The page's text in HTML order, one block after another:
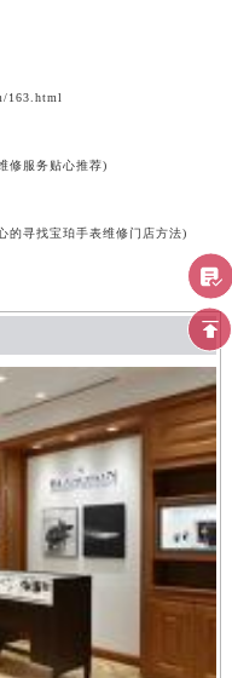
163.html
修服务贴心推荐)
的寻找宝珀手表维修门店方法)